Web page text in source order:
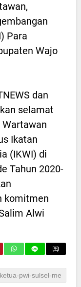
Para
Wajo
dan
selamat
Ikatan
(IKWI) di
Tahun 2020-
komitmen
Alwi